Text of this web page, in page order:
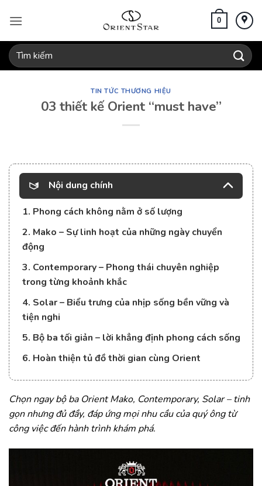
qua
dung
0
Tìm
kiếm:
TIN TỨC THƯƠNG HIỆU
03 thiết kế Orient “must have”
Nội dung chính
1. Phong cách không nằm ở số lượng
2. Mako – Sự linh hoạt của những ngày chuyển
động
3. Contemporary – Phong thái chuyên nghiệp
trong từng khoảnh khắc
4. Solar – Biểu trưng của nhịp sống bền vững và
tiện nghi
5. Bộ ba tối giản – lời khẳng định phong cách sống
6. Hoàn thiện tủ đồ thời gian cùng Orient
Chọn ngay bộ ba Orient Mako, Contemporary, Solar – tinh
gọn nhưng đủ đầy, đáp ứng mọi nhu cầu của quý ông từ
công việc đến hành trình khám phá.